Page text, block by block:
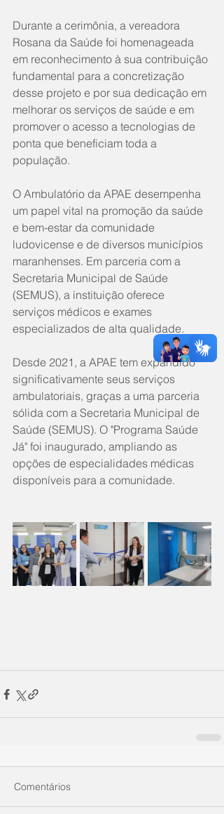
Durante a cerimônia, a vereadora
Rosana da Saúde foi homenageada
em reconhecimento à sua contribuição
fundamental para a concretização
desse projeto e por sua dedicação em
melhorar os serviços de saúde e em
promover o acesso a tecnologias de
ponta que beneficiam toda a
população.
O Ambulatório da APAE desempenha
um papel vital na promoção da saúde
e bem-estar da comunidade
ludovicense e de diversos municípios
maranhenses. Em parceria com a
Secretaria Municipal de Saúde
(SEMUS), a instituição oferece
serviços médicos e exames
especializados de alta qualidade.
Desde 2021, a APAE tem expandido
significativamente seus serviços
ambulatoriais, graças a uma parceria
sólida com a Secretaria Municipal de
Saúde (SEMUS). O "Programa Saúde
Já" foi inaugurado, ampliando as
opções de especialidades médicas
disponíveis para a comunidade.
Comentários